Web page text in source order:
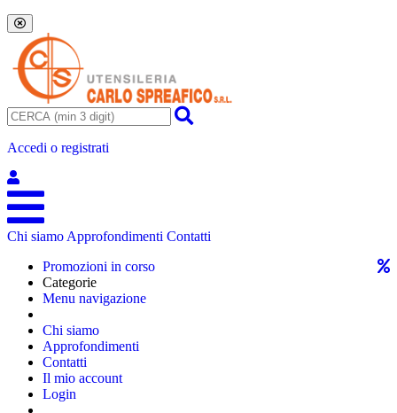
Accedi o registrati
Chi siamo Approfondimenti Contatti
Promozioni in corso
Categorie
Menu navigazione
Chi siamo
Approfondimenti
Contatti
Il mio account
Login